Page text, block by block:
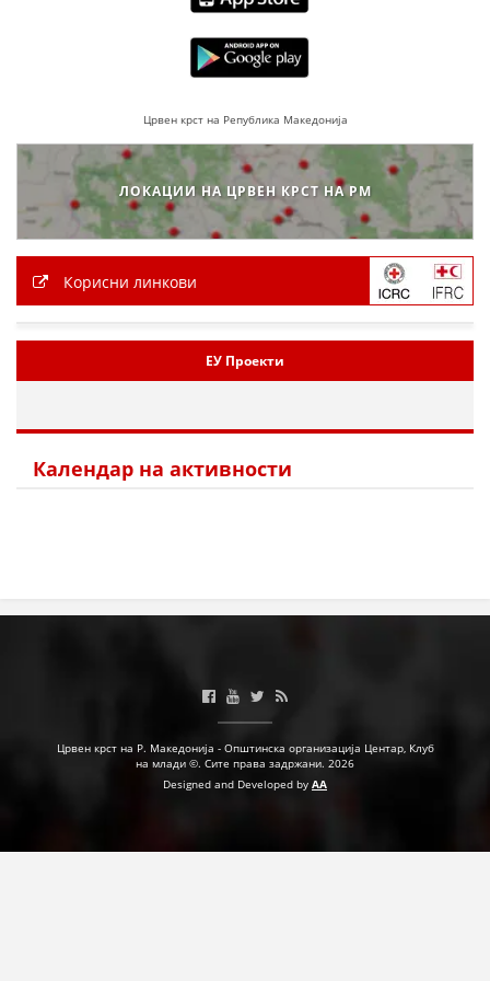
ДЕЈСТВУВАЊЕ
ПРИРАЧНИЦИ
СТРАТЕГИИ
ЕДУКАТИВНО ИНФОРМАТИВНИ МАТЕРИЈАЛИ
ПОСТЕРИ
Црвен крст на Република Македонија
ЛОКАЦИИ НА ЦРВЕН КРСТ НА РМ
Корисни линкови
ЕУ Проекти
Календар на активности
Црвен крст на Р. Македонија - Општинска организација Центар, Клуб
на млади ©. Сите права задржани. 2026
Designed and Developed by AA